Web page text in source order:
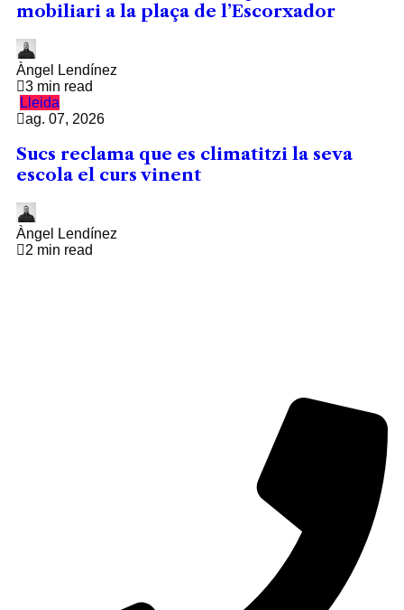
mobiliari a la plaça de l’Escorxador
Àngel Lendínez
3 min read
Lleida
ag. 07, 2026
Sucs reclama que es climatitzi la seva
escola el curs vinent
Àngel Lendínez
2 min read